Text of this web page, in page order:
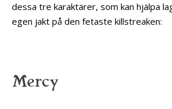
dessa tre karaktärer, som kan hjälpa
egen jakt på den fetaste killstreaken:
Mercy